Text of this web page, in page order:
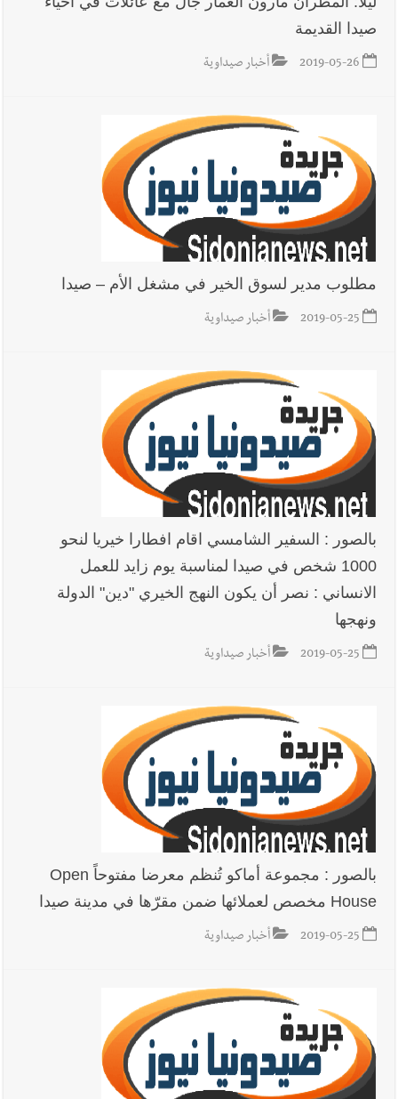
أخبار لبنان روابط القطاع العام : إضراب الاثنين احتجاجا على
تقسيط المفعول الرجعي
خلفيات توقيف السفير الفلسطيني السابق أشرف دبور:
تداخل السياسة بالقضاء ولبنان قد يسلّمه إلى السلطة
أخبار لبنان حراك ديبلوماسي للتجديد لـ اليونيفيل .. مسؤول غربي
يُحذّر من الفراغ !
صيدا القديمة
2019-05-26 أخبار صيداوية
مطلوب مدير لسوق الخير في مشغل الأم – صيدا
2019-05-25 أخبار صيداوية
بالصور : السفير الشامسي اقام افطارا خيريا لنحو
1000 شخص في صيدا لمناسبة يوم زايد للعمل
الانساني : نصر أن يكون النهج الخيري "دين" الدولة
ونهجها
2019-05-25 أخبار صيداوية
بالصور : مجموعة أماكو تُنظم معرضا مفتوحاً Open
House مخصص لعملائها ضمن مقرّها في مدينة صيدا
2019-05-25 أخبار صيداوية